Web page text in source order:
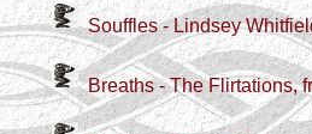
Souffles - Lindsey
Breaths - The Flirtations,